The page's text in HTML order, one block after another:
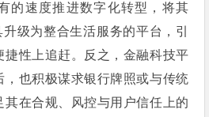
的速度推进数字化转型，将其
级为整合生活服务的平台，引
捷性上追赶。反之，金融科技平
，也积极谋求银行牌照或与传统
在合规、风控与用户信任上的